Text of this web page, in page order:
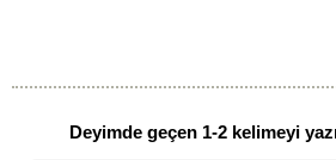
Deyimde geçen 1-2 kelimeyi